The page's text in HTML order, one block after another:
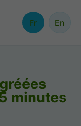
Fr En
minutes